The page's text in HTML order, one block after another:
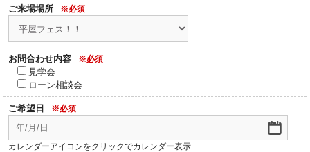
ご来場場所 ※必須
お問合わせ内容 ※必須
見学会
ローン相談会
ご希望日 ※必須
カレンダーアイコンをクリックでカレンダー表示